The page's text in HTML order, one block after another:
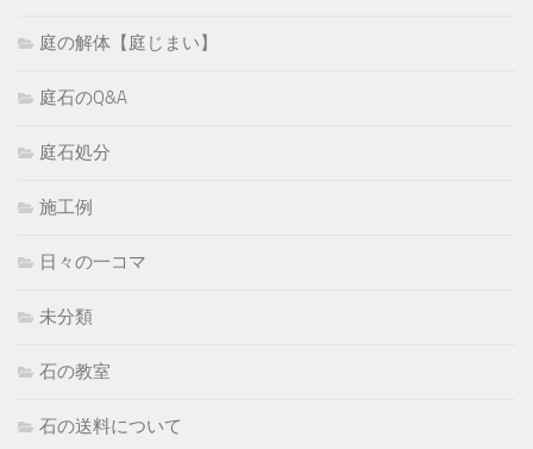
庭の解体【庭じまい】
庭石のQ&A
庭石処分
施工例
日々の一コマ
未分類
石の教室
石の送料について